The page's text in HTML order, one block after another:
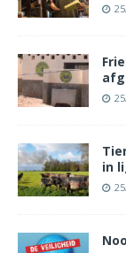
in